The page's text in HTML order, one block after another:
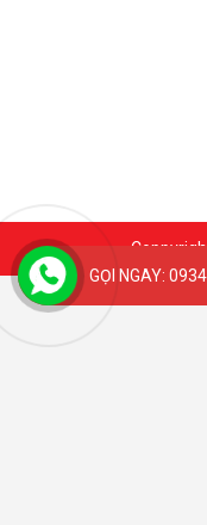
GỌI NGAY: